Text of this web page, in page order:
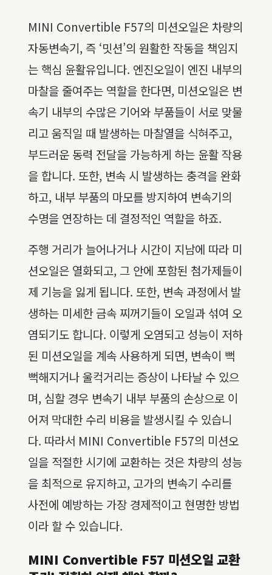
MINI Convertible F57의 미션오일은 차량의
자동변속기, 즉 ‘밋션’의 원활한 작동을 책임지
는 핵심 윤활유입니다. 엔진오일이 엔진 내부의
마찰을 줄여주는 역할을 한다면, 미션오일은 변
속기 내부의 수많은 기어와 부품들이 서로 맞물
리고 움직일 때 발생하는 마찰열을 식혀주고,
부드러운 동력 전달을 가능하게 하는 윤활 작용
을 합니다. 또한, 변속 시 발생하는 충격을 완화
하고, 내부 부품의 마모를 방지하여 변속기의
수명을 연장하는 데 결정적인 역할을 하죠.
주행 거리가 늘어나거나 시간이 지남에 따라 미
션오일은 열화되고, 그 안에 포함된 첨가제들이
제 기능을 잃게 됩니다. 또한, 변속 과정에서 발
생하는 미세한 금속 찌꺼기들이 오일과 섞여 오
염되기도 합니다. 이렇게 오염되고 성능이 저하
된 미션오일을 계속 사용하게 되면, 변속이 뻑
뻑해지거나 울컥거리는 증상이 나타날 수 있으
며, 심할 경우 변속기 내부 부품의 손상으로 이
어져 막대한 수리 비용을 발생시킬 수 있습니
다. 따라서 MINI Convertible F57의 미션오
일을 적절한 시기에 교환하는 것은 차량의 성능
을 최적으로 유지하고, 고가의 변속기 수리를
사전에 예방하는 가장 경제적이고 현명한 방법
이라 할 수 있습니다.
MINI Convertible F57 미션오일 교환